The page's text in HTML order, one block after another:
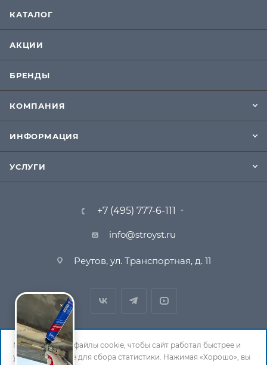
КАТАЛОГ
АКЦИИ
БРЕНДЫ
КОМПАНИЯ
ИНФОРМАЦИЯ
УСЛУГИ
+7 (495) 777-6-111
info@stroyst.ru
Реутов, ул. Транспортная, д. 11
Мы используем файлы cookie, чтобы сайт работал быстрее и
удобнее, а также для сбора статистики. Нажимая «Хорошо», вы